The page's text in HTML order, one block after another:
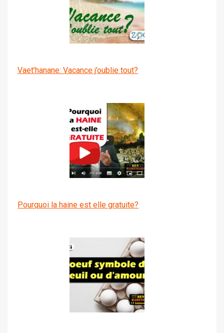
Vaet’hanane: Vacance j’oublie tout?
Pourquoi la haine est elle gratuite?